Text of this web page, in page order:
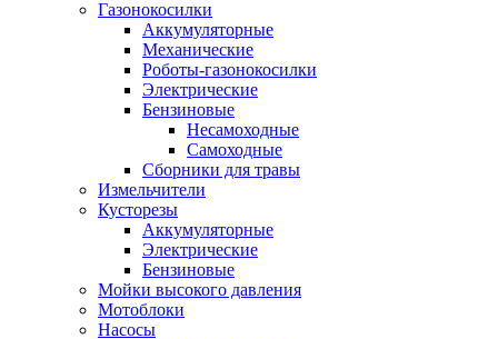
Газонокосилки
Аккумуляторные
Механические
Роботы-газонокосилки
Электрические
Бензиновые
Несамоходные
Самоходные
Сборники для травы
Измельчители
Кусторезы
Аккумуляторные
Электрические
Бензиновые
Мойки высокого давления
Мотоблоки
Насосы